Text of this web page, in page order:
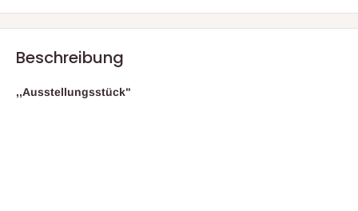
Beschreibung
,,Ausstellungsstück"